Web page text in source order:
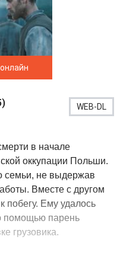
WEB-DL
в начале
оккупации Польши.
семьи, не выдержав
Вместе с другом
побегу. Ему удалось
помощью парень
грузовика.
на сортировку.